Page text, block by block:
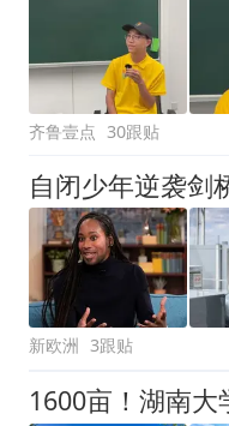
齐鲁壹点 30跟贴
新欧洲 3跟贴
1600亩！湖南大